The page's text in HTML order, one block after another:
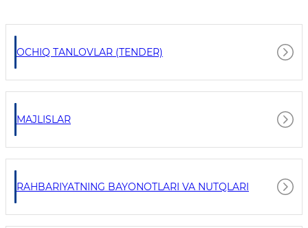
OCHIQ TANLOVLAR (TENDER)
MAJLISLAR
RAHBARIYATNING BAYONOTLARI VA NUTQLARI